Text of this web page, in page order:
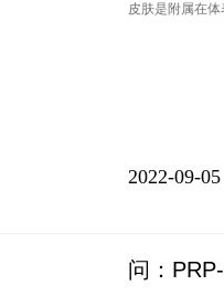
皮肤是附属在
2022-09-05
问：